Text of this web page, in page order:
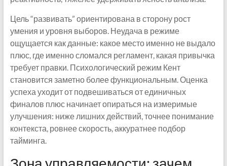
Цель “развивать” ориентирована в сторону рост
умения и уровня выборов. Неудача в режиме
ощущается как данные: какое место именно не выдало
плюс, где именно сломался регламент, какая привычка
требует правки. Психологический режим Кент
становится заметно более функциональным. Оценка
успеха уходит от подвешиваться от единичных
финалов плюс начинает опираться на измеримые
улучшения: ниже лишних действий, точнее понимание
контекста, ровнее скорость, аккуратнее подбор
тайминга.